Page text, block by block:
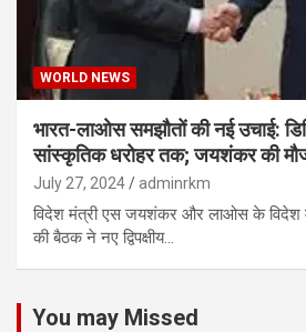
WORLD NEWS
भारत-लाओस समझौतों की नई उचाई:
सांस्कृतिक धरोहर तक; जयशंकर की
July 27, 2024 adminrkm
विदेश मंत्री एस जयशंकर और लाओस के विदेश
की बैठक ने नए द्विपक्षीय…
You may Missed